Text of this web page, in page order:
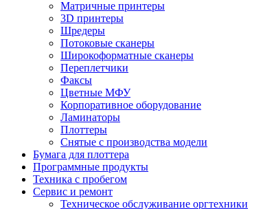
Матричные принтеры
3D принтеры
Шредеры
Потоковые сканеры
Широкоформатные сканеры
Переплетчики
Факсы
Цветные МФУ
Корпоративное оборудование
Ламинаторы
Плоттеры
Снятые с производства модели
Бумага для плоттера
Программные продукты
Техника с пробегом
Сервис и ремонт
Техническое обслуживание оргтехники